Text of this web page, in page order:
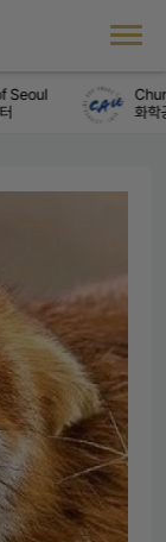
화학